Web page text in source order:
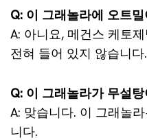
Q: 이 그래놀라에 오트
A: 아니요, 메건스 케토
전혀 들어 있지 않습니다.
Q: 이 그래놀라가 무설
A: 맞습니다. 이 그래놀
니다.